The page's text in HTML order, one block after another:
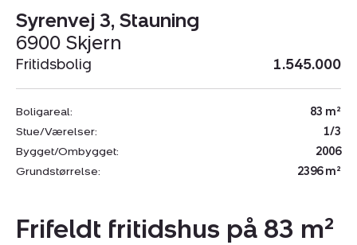
Syrenvej 3, Stauning
6900 Skjern
Fritidsbolig 1.545.000
Boligareal:
83 m²
Stue/Værelser:
1/3
Bygget/Ombygget:
2006
Grundstørrelse:
2396 m²
Frifeldt fritidshus på 83 m²